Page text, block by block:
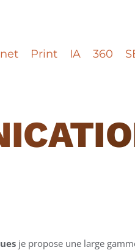
Print IA 360
je propose une large